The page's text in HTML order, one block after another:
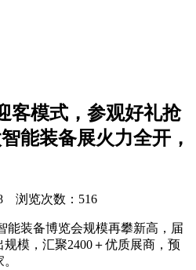
客模式，参观好礼抢
能装备展火力全开，
浏览次数： 516
能装备博览会规模再攀新高，届
规模，汇聚2400＋优质展商，预